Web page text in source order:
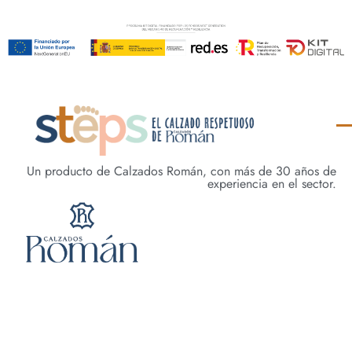
Un producto de Calzados Román, con más de 30 años de
experiencia en el sector.